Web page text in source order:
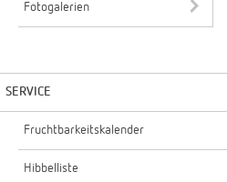
Fotogalerien
SERVICE
Fruchtbarkeitskalender
Hibbelliste